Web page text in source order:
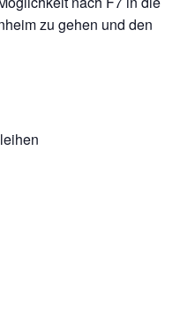
zu gehen und den